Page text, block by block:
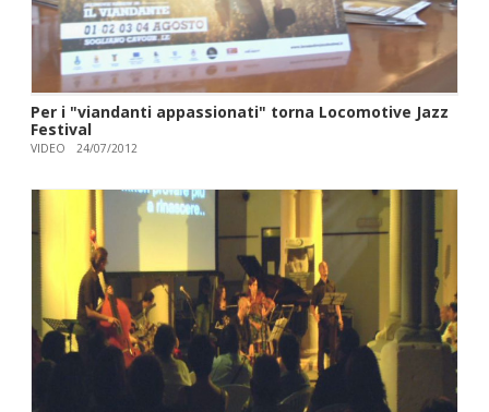
Per i "viandanti appassionati" torna Locomotive Jazz
Festival
VIDEO 24/07/2012